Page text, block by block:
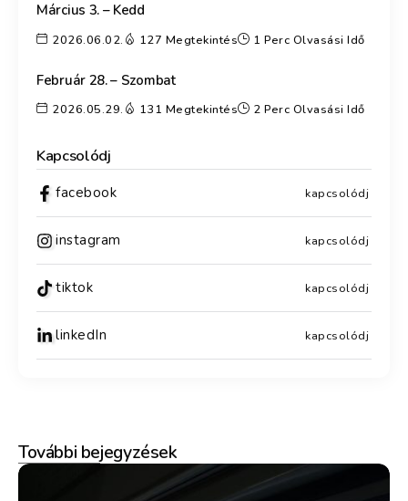
Március 3. – Kedd
2026.06.02. 127 Megtekintés 1 Perc Olvasási Idő
Február 28. – Szombat
2026.05.29. 131 Megtekintés 2 Perc Olvasási Idő
Kapcsolódj
facebook kapcsolódj
instagram kapcsolódj
tiktok kapcsolódj
linkedIn kapcsolódj
További bejegyzések